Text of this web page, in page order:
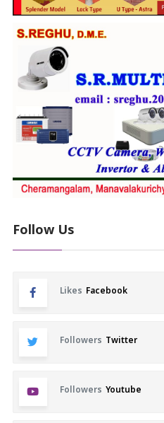
Follow Us
Likes Facebook
Followers Twitter
Followers Youtube